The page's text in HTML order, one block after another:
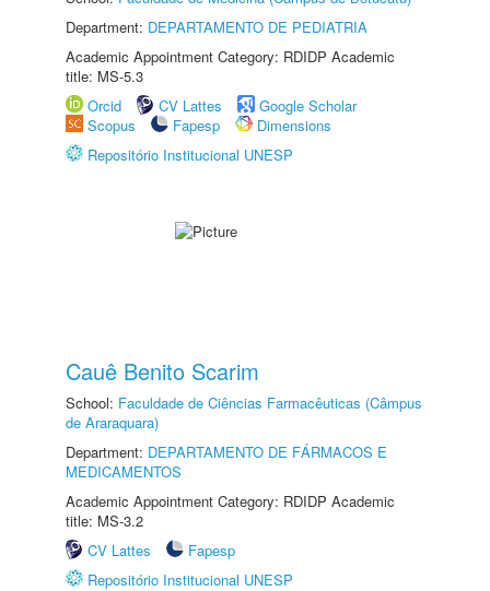
Department: DEPARTAMENTO DE PEDIATRIA
Academic Appointment Category: RDIDP Academic
title: MS-5.3
Orcid
CV Lattes
Google Scholar
Scopus
Fapesp
Dimensions
Repositório Institucional UNESP
Cauê Benito Scarim
School: Faculdade de Ciências Farmacêuticas (Câmpus
de Araraquara)
Department: DEPARTAMENTO DE FÁRMACOS E
MEDICAMENTOS
Academic Appointment Category: RDIDP Academic
title: MS-3.2
CV Lattes
Fapesp
Repositório Institucional UNESP